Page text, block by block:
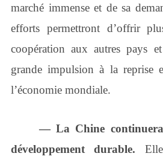
marché immense et de sa
efforts permettront d’offrir
coopération aux autres pays
grande impulsion à la reprise
l’économie mondiale.
― La Chine
développement durable.